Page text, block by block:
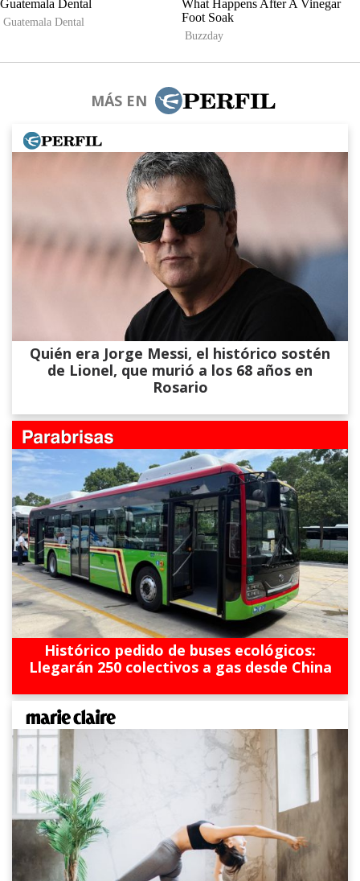
MÁS EN
Quién era Jorge Messi, el histórico sostén
de Lionel, que murió a los 68 años en
Rosario
Histórico pedido de buses ecológicos:
Llegarán 250 colectivos a gas desde China